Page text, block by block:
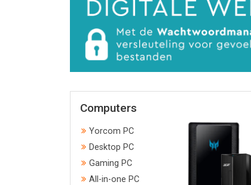
Computers
Yorcom PC
Desktop PC
Gaming PC
All-in-one PC